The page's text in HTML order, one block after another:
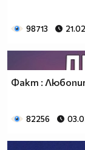
98713
Факт :
82256